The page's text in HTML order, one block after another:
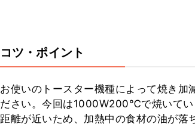
コツ・ポイント
お使いのトースター機種によって焼き加
ださい。今回は1000W200℃で焼いてい
距離が近いため、加熱中の食材の油が